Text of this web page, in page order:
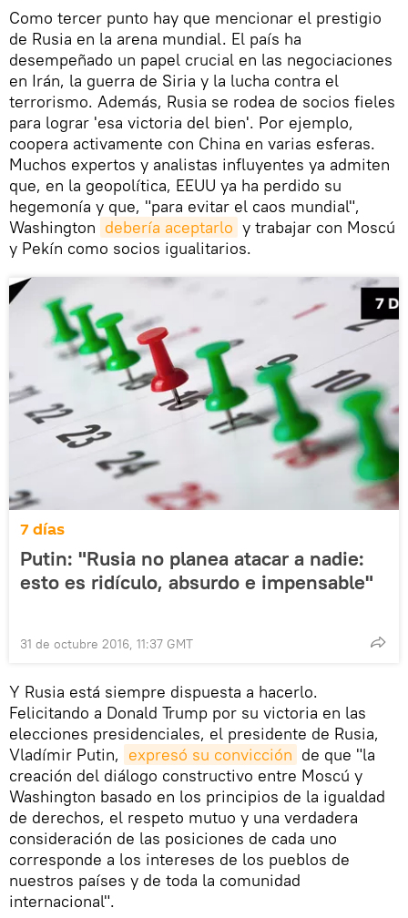
Como tercer punto hay que mencionar el prestigio
de Rusia en la arena mundial. El país ha
desempeñado un papel crucial en las negociaciones
en Irán, la guerra de Siria y la lucha contra el
terrorismo. Además, Rusia se rodea de socios fieles
para lograr 'esa victoria del bien'. Por ejemplo,
coopera activamente con China en varias esferas.
Muchos expertos y analistas influyentes ya admiten
que, en la geopolítica, EEUU ya ha perdido su
hegemonía y que, "para evitar el caos mundial",
Washington debería aceptarlo y trabajar con Moscú
y Pekín como socios igualitarios.
7 días
Putin: "Rusia no planea atacar a nadie:
esto es ridículo, absurdo e impensable"
31 de octubre 2016, 11:37 GMT
Y Rusia está siempre dispuesta a hacerlo.
Felicitando a Donald Trump por su victoria en las
elecciones presidenciales, el presidente de Rusia,
Vladímir Putin, expresó su convicción de que "la
creación del diálogo constructivo entre Moscú y
Washington basado en los principios de la igualdad
de derechos, el respeto mutuo y una verdadera
consideración de las posiciones de cada uno
corresponde a los intereses de los pueblos de
nuestros países y de toda la comunidad
internacional".